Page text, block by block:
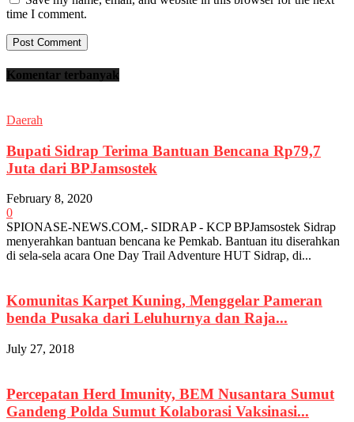
time I comment.
Komentar terbanyak
Daerah
Bupati Sidrap Terima Bantuan Bencana Rp79,7
Juta dari BPJamsostek
February 8, 2020
0
SPIONASE-NEWS.COM,- SIDRAP - KCP BPJamsostek Sidrap
menyerahkan bantuan bencana ke Pemkab. Bantuan itu diserahkan
di sela-sela acara One Day Trail Adventure HUT Sidrap, di...
Komunitas Karpet Kuning, Menggelar Pameran
benda Pusaka dari Leluhurnya dan Raja...
July 27, 2018
Percepatan Herd Imunity, BEM Nusantara Sumut
Gandeng Polda Sumut Kolaborasi Vaksinasi...